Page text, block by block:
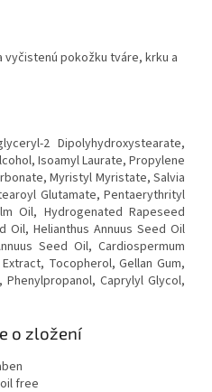
pokožku tváre, krku a
2 Dipolyhydroxystearate,
Isoamyl Laurate, Propylene
Myristyl Myristate, Salvia
Glutamate, Pentaerythrityl
Oil, Hydrogenated Rapeseed
Oil, Helianthus Annuus Seed Oil
Seed Oil, Cardiospermum
Tocopherol, Gellan Gum,
Phenylpropanol, Caprylyl Glycol,
o zložení
free